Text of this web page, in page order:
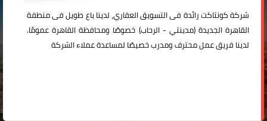
شركةكونتاكترائدة فى التسويق العقاري، لدينا باع طويل فى منطقة
القاهرة الجديدة (مدينتي -الرحاب) خصوصًا ومحافظة القاهرة عمومًا.
لدينا فريق عمل محترف ومدرب خصيصًا لمساعدة عملاء الشركة